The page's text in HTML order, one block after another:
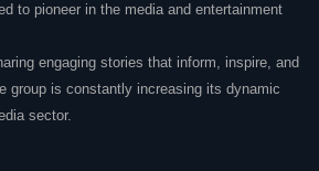
to pioneer in the media and entertainment
engaging stories that inform, inspire, and
group is constantly increasing its dynamic
sector.